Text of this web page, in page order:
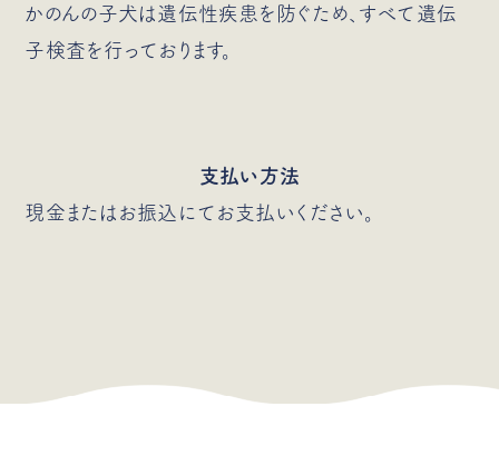
かのんの子犬は遺伝性疾患を防ぐため、すべて遺伝
子検査を行っております。
支払い方法
現金またはお振込にてお支払いください。